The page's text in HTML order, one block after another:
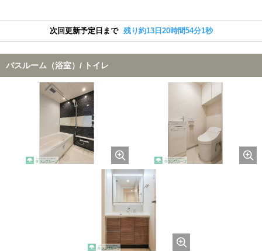
次回更新予定日まで 残り約13日20時間54分0秒
バスルーム（浴室）/ トイレ